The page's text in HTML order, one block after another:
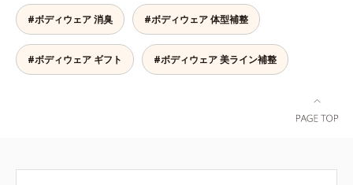
ツはすべて同色2枚組です。
#ボディウェア 消臭 #ボディウェア 体型補整
#ボディウェア ギフト #ボディウェア 美ライン補整